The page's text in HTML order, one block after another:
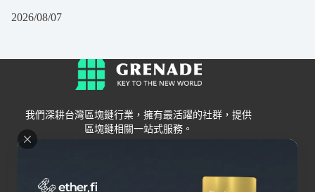
2026/08/07
我們深耕台灣區塊鏈行業，擁有最活躍的社群，提供
區塊鏈相關一站式服務。
Grenade 交易所